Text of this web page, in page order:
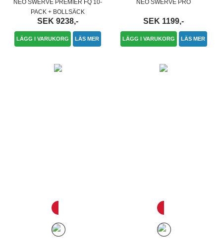
NEO SWERVE PREMIER FQ 10-
PACK + BOLLSÄCK
SEK 9238,-
LÄGG I VARUKORG LÄS MER
NEO SWERVE PRO
SEK 1199,-
LÄGG I VARUKORG LÄS MER